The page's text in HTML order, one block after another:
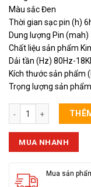
Màu sắc Đen
Thời gian sạc pin (h)
Dung lượng Pin
Chất liệu sản phẩm
Dải tần (Hz) 80Hz-
Kích thước sản phẩm
Trọng lượng sản
Loa Karaoke Bluetooth
MUA NHANH
Mua sản